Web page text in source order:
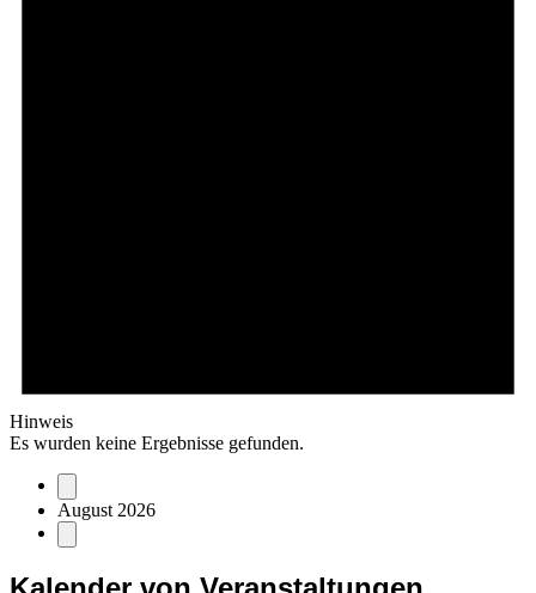
Hinweis
Es wurden keine Ergebnisse gefunden.
August 2026